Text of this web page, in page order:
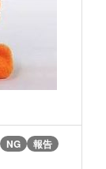
NG 報告